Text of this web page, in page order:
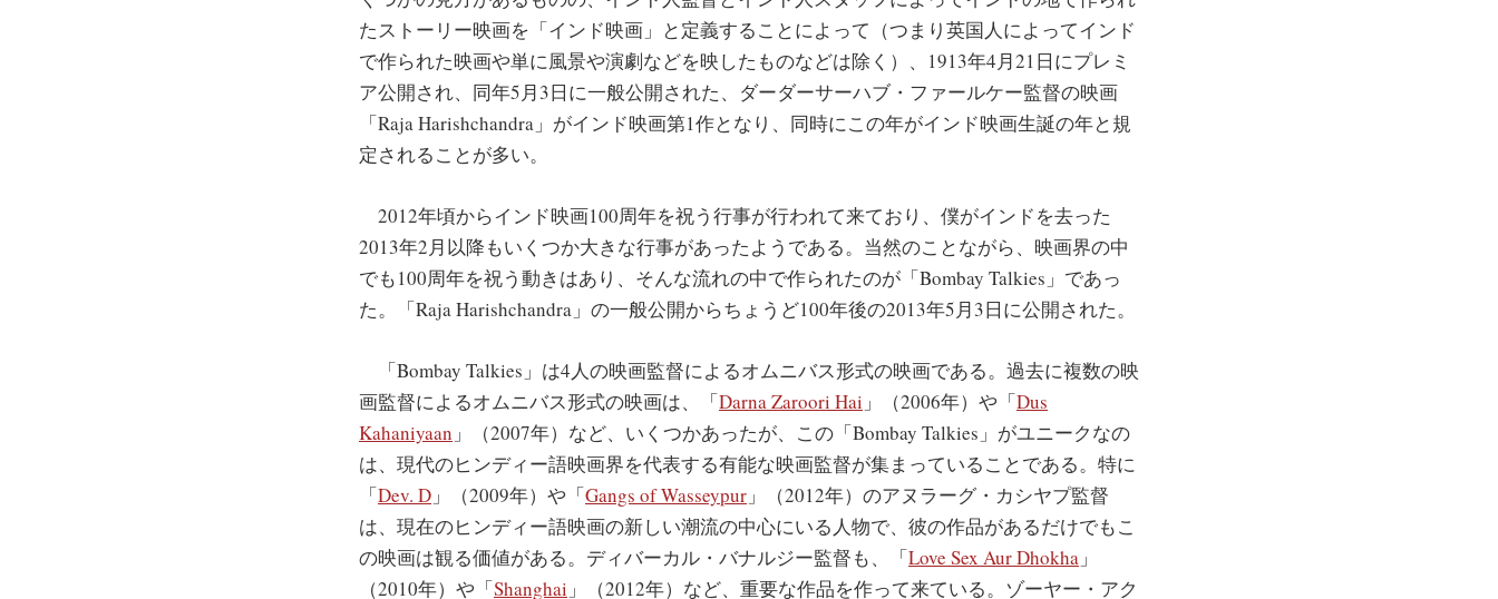
たストーリー映画を「インド映画」と定義することによって（つまり英国人によってインド
で作られた映画や単に風景や演劇などを映したものなどは除く）、1913年4月21日にプレミ
ア公開され、同年5月3日に一般公開された、ダーダーサーハブ・ファールケー監督の映画
「Raja Harishchandra」がインド映画第1作となり、同時にこの年がインド映画生誕の年と規
定されることが多い。
2012年頃からインド映画100周年を祝う行事が行われて来ており、僕がインドを去った
2013年2月以降もいくつか大きな行事があったようである。当然のことながら、映画界の中
でも100周年を祝う動きはあり、そんな流れの中で作られたのが「Bombay Talkies」であっ
た。「Raja Harishchandra」の一般公開からちょうど100年後の2013年5月3日に公開された。
「Bombay Talkies」は4人の映画監督によるオムニバス形式の映画である。過去に複数の映
画監督によるオムニバス形式の映画は、「Darna Zaroori Hai 」（2006年）や「Dus
Kahaniyaan 」（2007年）など、いくつかあったが、この「Bombay Talkies」がユニークなの
は、現代のヒンディー語映画界を代表する有能な映画監督が集まっていることである。特に
「Dev. D 」（2009年）や「Gangs of Wasseypur 」（2012年）のアヌラーグ・カシヤプ監督
は、現在のヒンディー語映画の新しい潮流の中心にいる人物で、彼の作品があるだけでもこ
の映画は観る価値がある。ディバーカル・バナルジー監督も、「Love Sex Aur Dhokha 」
（2010年）や「Shanghai 」（2012年）など、重要な作品を作って来ている。ゾーヤー・アク